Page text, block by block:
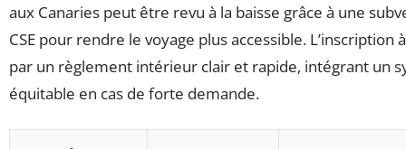
aux Canaries peut être revu à la baisse grâce à une
CSE pour rendre le voyage plus accessible. L’inscription
par un règlement intérieur clair et rapide, intégrant un
équitable en cas de forte demande.